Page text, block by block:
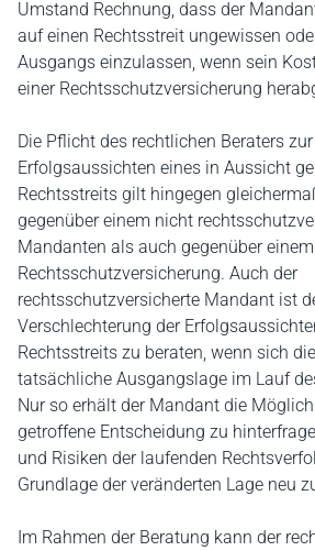
Umstand Rechnung, dass der
auf einen Rechtsstreit ungewissen
Ausgangs einzulassen, wenn sein
einer Rechtsschutzversicherung
Die Pflicht des rechtlichen Beraters
Erfolgsaussichten eines in Aussicht
Rechtsstreits gilt hingegen
gegenüber einem nicht
Mandanten als auch gegenüber
Rechtsschutzversicherung. Auch der
rechtsschutzversicherte Mandant ist
Verschlechterung der
Rechtsstreits zu beraten, wenn sich
tatsächliche Ausgangslage im Lauf
Nur so erhält der Mandant die
getroffene Entscheidung zu
und Risiken der laufenden
Grundlage der veränderten Lage neu
Im Rahmen der Beratung kann der